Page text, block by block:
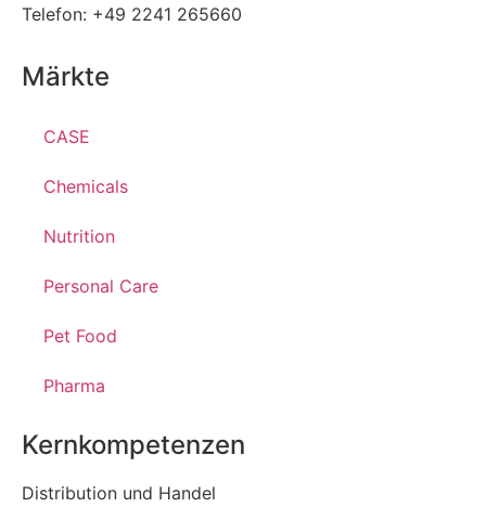
Telefon: +49 2241 265660
Märkte
CASE
Chemicals
Nutrition
Personal Care
Pet Food
Pharma
Kernkompetenzen
Distribution und Handel